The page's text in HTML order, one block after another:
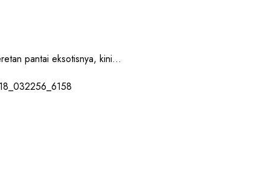
pantai eksotisnya, kini...